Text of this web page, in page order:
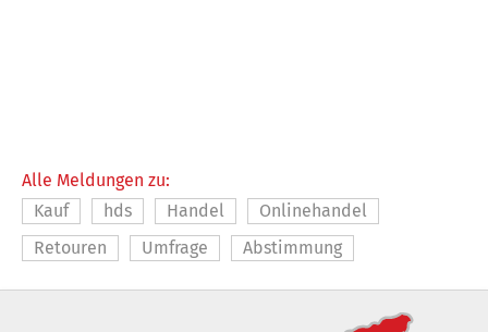
Alle Meldungen zu:
Kauf
hds Handel
Onlinehandel
Retouren
Umfrage Abstimmung